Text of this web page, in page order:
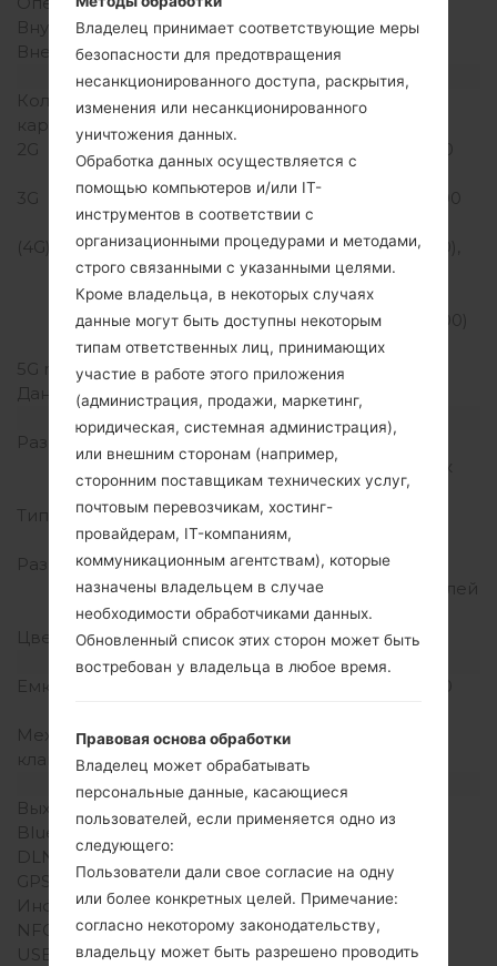
Внутренняя память
16/32GB
Внешняя память
-
Сеть и данные
Количество мест для сим
карты
1 Нано SIM
2G
MHz
3G
HSPA 850/900/1900/2100
MHz
(4G) LTE
LTE band 1(2100), 2(1900),
3(1800), 4(1700/2100),
5(850), 7(2600), 12(700),
20(800), 29(700), 30(2300)
MHz
5G network
-
Данные
GPRS/EDGE
Размер экрана
5.2 in (~70.2%
соотношение экрана к
телу)
Тип экрана
IPS LCD емкостный
сенсорный экран
Разрешение экрана
1080 x 1920 пикселей
(~423 плотность пикселей
на дюйм)
Цвета экрана
16M цветов
Аккумулятор и клавиатура
Емкость аккумулятора
Механическая
клавиатура
-
Интерфейсы
Выход для аудио
3.5mm jack
Bluetooth
Версия 4.2, A2DP
DLNA
GPS
A-GPS, GLONASS
Инфракрасный порт
Нет
NFC
Есть
USB
USB 2.0, Type-C 1.0
Владелец принимает соответствующие меры
безопасности для предотвращения
несанкционированного доступа, раскрытия,
изменения или несанкционированного
уничтожения данных.
Обработка данных осуществляется с
помощью компьютеров и/или IT-
инструментов в соответствии с
организационными процедурами и методами,
строго связанными с указанными целями.
Кроме владельца, в некоторых случаях
данные могут быть доступны некоторым
типам ответственных лиц, принимающих
участие в работе этого приложения
(администрация, продажи, маркетинг,
юридическая, системная администрация),
или внешним сторонам (например,
сторонним поставщикам технических услуг,
почтовым перевозчикам, хостинг-
провайдерам, IT-компаниям,
коммуникационным агентствам), которые
назначены владельцем в случае
необходимости обработчиками данных.
Обновленный список этих сторон может быть
востребован у владельца в любое время.
Правовая основа обработки
Владелец может обрабатывать
персональные данные, касающиеся
пользователей, если применяется одно из
следующего:
Пользователи дали свое согласие на одну
или более конкретных целей. Примечание:
согласно некоторому законодательству,
владельцу может быть разрешено проводить